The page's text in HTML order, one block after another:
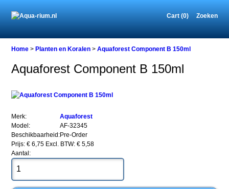
Cart (0) Zoeken
Home
en
Component
B
150ml
Home >Planten en Koralen >Aquaforest Component B 150ml
Aquaforest Component B 150ml
Merk:
Aquaforest
Model:
AF-32345
Beschikbaarheid:Pre-Order
Prijs: € 6,75 Excl. BTW: € 5,58
Aantal: